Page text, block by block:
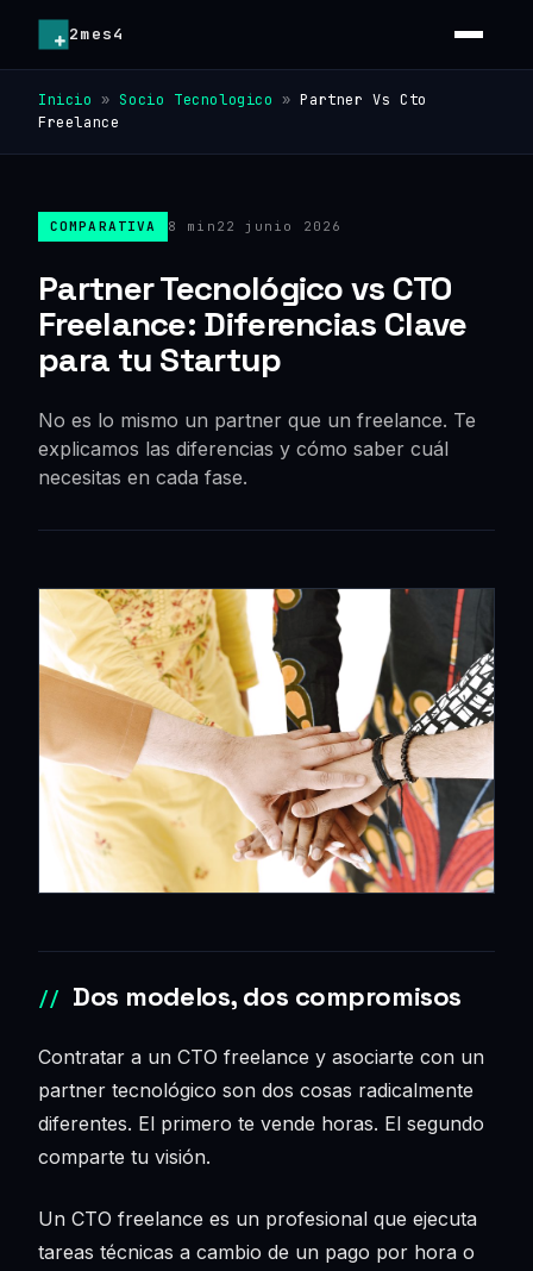
2mes4
Inicio » Socio Tecnologico »Partner Vs Cto
Freelance
COMPARATIVA 8 min 22 junio 2026
Partner Tecnológico vs CTO
Freelance: Diferencias Clave
para tu Startup
No es lo mismo un partner que un freelance. Te
explicamos las diferencias y cómo saber cuál
necesitas en cada fase.
Dos modelos, dos compromisos
Contratar a un CTO freelance y asociarte con un
partner tecnológico son dos cosas radicalmente
diferentes. El primero te vende horas. El segundo
comparte tu visión.
Un CTO freelance es un profesional que ejecuta
tareas técnicas a cambio de un pago por hora o